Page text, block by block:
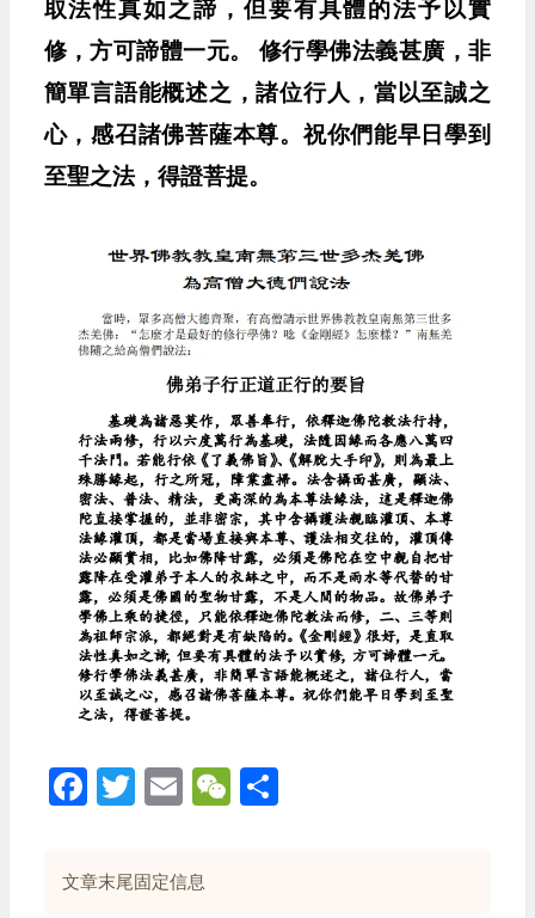
取法性真如之諦，但要有具體的法予以實
修，方可諦體一元。 修行學佛法義甚廣，非
簡單言語能概述之，諸位行人，當以至誠之
心，感召諸佛菩薩本尊。祝你們能早日學到
至聖之法，得證菩提。
Facebook
Twitter
EmailWeChat
文章末尾固定信息